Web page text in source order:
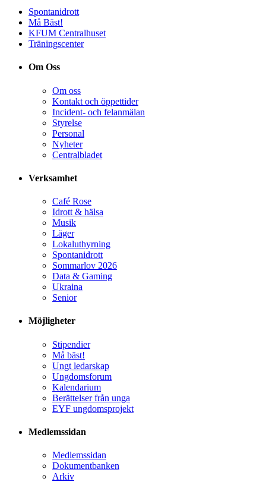
Spontanidrott
Må Bäst!
KFUM Centralhuset
Träningscenter
Om Oss
Om oss
Kontakt och öppettider
Incident- och felanmälan
Styrelse
Personal
Nyheter
Centralbladet
Verksamhet
Café Rose
Idrott & hälsa
Musik
Läger
Lokaluthyrning
Spontanidrott
Sommarlov 2026
Data & Gaming
Ukraina
Senior
Möjligheter
Stipendier
Må bäst!
Ungt ledarskap
Ungdomsforum
Kalendarium
Berättelser från unga
EYF ungdomsprojekt
Medlemssidan
Medlemssidan
Dokumentbanken
Arkiv